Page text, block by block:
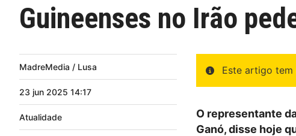
Guineenses no Irão
MadreMedia / Lusa
23 jun 2025 14:17
Atualidade
Este artigo tem
O representante
Ganó, disse hoje